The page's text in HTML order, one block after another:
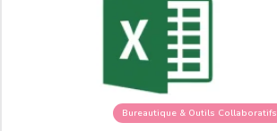
Bureautique & Outils Collaboratifs